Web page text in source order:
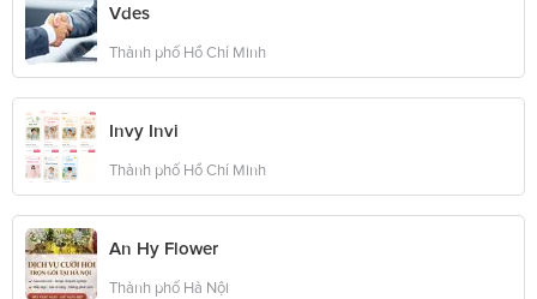
Vdes
Thành phố Hồ Chí Minh
Invy Invi
Thành phố Hồ Chí Minh
An Hy Flower
Thành phố Hà Nội